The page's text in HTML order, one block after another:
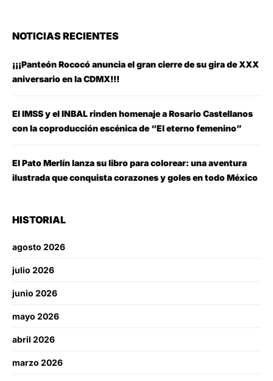
NOTICIAS RECIENTES
¡¡¡Panteón Rococó anuncia el gran cierre de su gira de XXX
aniversario en la CDMX!!!
El IMSS y el INBAL rinden homenaje a Rosario Castellanos
con la coproducción escénica de “El eterno femenino”
El Pato Merlín lanza su libro para colorear: una aventura
ilustrada que conquista corazones y goles en todo México
HISTORIAL
agosto 2026
julio 2026
junio 2026
mayo 2026
abril 2026
marzo 2026